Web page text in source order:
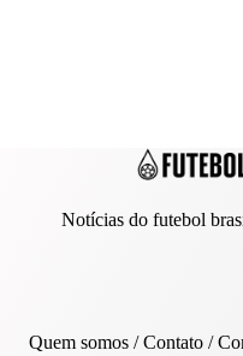
Notícias do futebol
Quem somos/Contato/